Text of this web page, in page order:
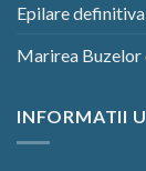
Epilare definitiva
Marirea Buzelor
INFORMATII